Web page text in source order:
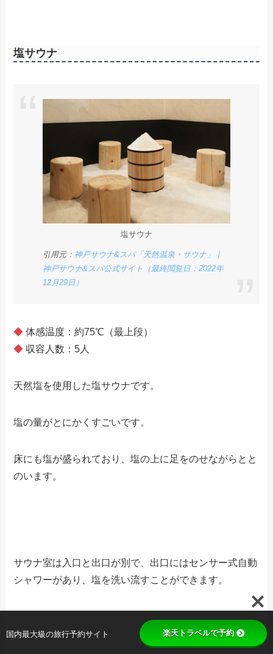
塩サウナ
塩サウナ
引用元： 神戸サウナ&スパ「天然温泉・サウナ」｜
神戸サウナ&スパ公式サイト（最終閲覧日：2022年
12月29日）
◆ 体感温度：約75℃（最上段）
◆ 収容人数：5人
天然塩を使用した塩サウナです。
塩の量がとにかくすごいです。
床にも塩が盛られており、塩の上に足をのせながらとと
のいます。
サウナ室は入口と出口が別で、出口にはセンサー式自動
シャワーがあり、塩を洗い流すことができます。
国内最大級の旅行予約サイト 楽天トラベルで予約